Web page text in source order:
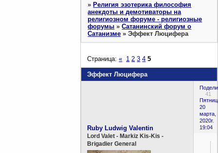
»Религия эзотерика философия
анекдоты и демотиваторы на
религиозном форуме - религиозные
форумы »Сатанинский форум о
Сатанизме »Эффект Люцифера
Эффект Люцифера
Страница:« 1 2 3 4 5
41
20
марта,
2020г.
19:04
Ruby Ludwig Valentin
Lord Valet - Markiz Kis-Kis -
Brigadier General